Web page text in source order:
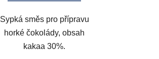
Sypká směs pro přípravu
horké čokolády, obsah
kakaa 30%.